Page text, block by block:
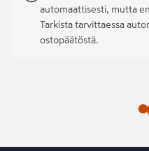
automaattisesti, mutta
Tarkista tarvittaessa
ostopäätöstä.